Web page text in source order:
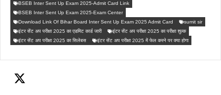
BSEB Inter Sent Up Exam 2025-Admit Card Link
BSEB Inter Sent Up Exam 2025-Exam Center
Download Link Of Bihar Board Inter Sent Up Exam 2025 Admit Card
sumit sir
इंटर सेंट अप परीक्षा 2025 का एडमिट कार्ड जारी
इंटर सेंट अप परीक्षा 2025 का परीक्षा शुल्क
इंटर सेंट अप परीक्षा 2025 का सिलेबस
इंटर सेंट अप परीक्षा 2025 में फेल करने पर क्या होगा